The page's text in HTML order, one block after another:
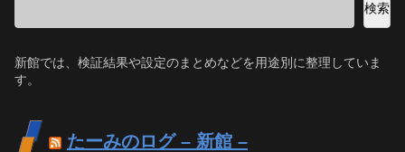
検索
新館では、検証結果や設定のまとめなどを用途別に整理していま
す。
たーみのログ – 新館 –